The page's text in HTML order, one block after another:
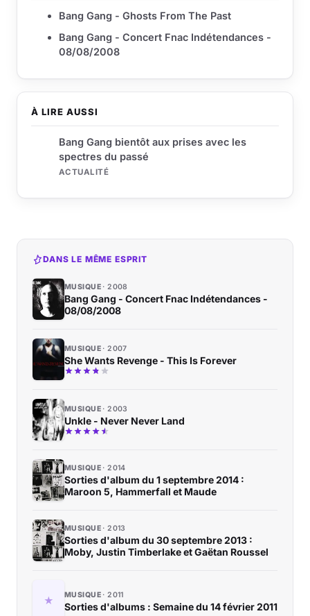
À LIRE AUSSI
Bang Gang bientôt aux prises avec les
spectres du passé
ACTUALITÉ
Bang Gang - Ghosts From The Past
Bang Gang - Concert Fnac Indétendances -
08/08/2008
DANS LE MÊME ESPRIT
MUSIQUE 2008
Bang Gang - Concert Fnac Indétendances -
08/08/2008
MUSIQUE 2007
She Wants Revenge - This Is Forever
MUSIQUE 2003
Unkle - Never Never Land
MUSIQUE 2014
Sorties d'album du 1 septembre 2014 :
Maroon 5, Hammerfall et Maude
MUSIQUE 2013
Sorties d'album du 30 septembre 2013 :
Moby, Justin Timberlake et Gaëtan Roussel
MUSIQUE 2011
Sorties d'albums : Semaine du 14 février 2011